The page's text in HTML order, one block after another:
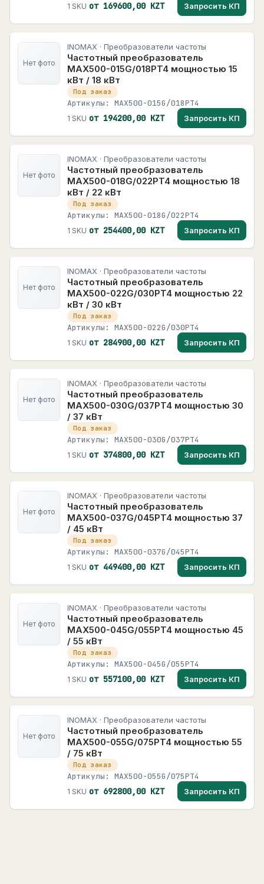
1 SKU от 169600,00 KZT Запросить КП
Нет фото
INOMAX · Преобразователи частоты
Частотный преобразователь
MAX500-015G/018PT4 мощностью 15
кВт / 18 кВт
Под заказ
Артикулы: MAX500-015G/018PT4
1 SKU от 194200,00 KZT Запросить КП
Нет фото
INOMAX · Преобразователи частоты
Частотный преобразователь
MAX500-018G/022PT4 мощностью 18
кВт / 22 кВт
Под заказ
Артикулы: MAX500-018G/022PT4
1 SKU от 254400,00 KZT Запросить КП
Нет фото
INOMAX · Преобразователи частоты
Частотный преобразователь
MAX500-022G/030PT4 мощностью 22
кВт / 30 кВт
Под заказ
Артикулы: MAX500-022G/030PT4
1 SKU от 284900,00 KZT Запросить КП
Нет фото
INOMAX · Преобразователи частоты
Частотный преобразователь
MAX500-030G/037PT4 мощностью 30
/ 37 кВт
Под заказ
Артикулы: MAX500-030G/037PT4
1 SKU от 374800,00 KZT Запросить КП
Нет фото
INOMAX · Преобразователи частоты
Частотный преобразователь
MAX500-037G/045PT4 мощностью 37
/ 45 кВт
Под заказ
Артикулы: MAX500-037G/045PT4
1 SKU от 449400,00 KZT Запросить КП
Нет фото
INOMAX · Преобразователи частоты
Частотный преобразователь
MAX500-045G/055PT4 мощностью 45
/ 55 кВт
Под заказ
Артикулы: MAX500-045G/055PT4
1 SKU от 557100,00 KZT Запросить КП
Нет фото
INOMAX · Преобразователи частоты
Частотный преобразователь
MAX500-055G/075PT4 мощностью 55
/ 75 кВт
Под заказ
Артикулы: MAX500-055G/075PT4
1 SKU от 692800,00 KZT Запросить КП